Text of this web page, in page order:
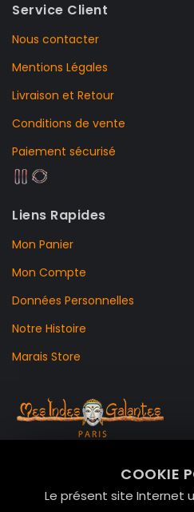
COOKIE
Le présent site Internet
Service Client
Nous contacter
Mentions Légales
Livraison et Retour
Conditions de vente
Paiement sécurisé
Liens Rapides
Mon Panier
Mon Compte
Données Personnelles
Notre Histoire
Marais Store
Le Marais, 75004 Paris